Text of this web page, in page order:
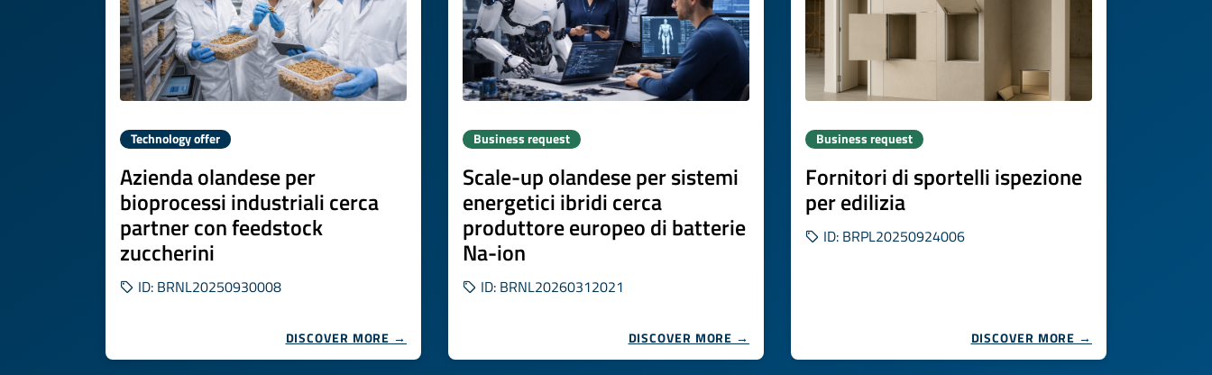
Technology offer
Azienda olandese per
bioprocessi industriali cerca
partner con feedstock
zuccherini
ID: BRNL20250930008
DISCOVER MORE →
Business request
Scale-up olandese per sistemi
energetici ibridi cerca
produttore europeo di batterie
Na-ion
ID: BRNL20260312021
DISCOVER MORE →
Business request
Fornitori di sportelli ispezione
per edilizia
ID: BRPL20250924006
DISCOVER MORE →